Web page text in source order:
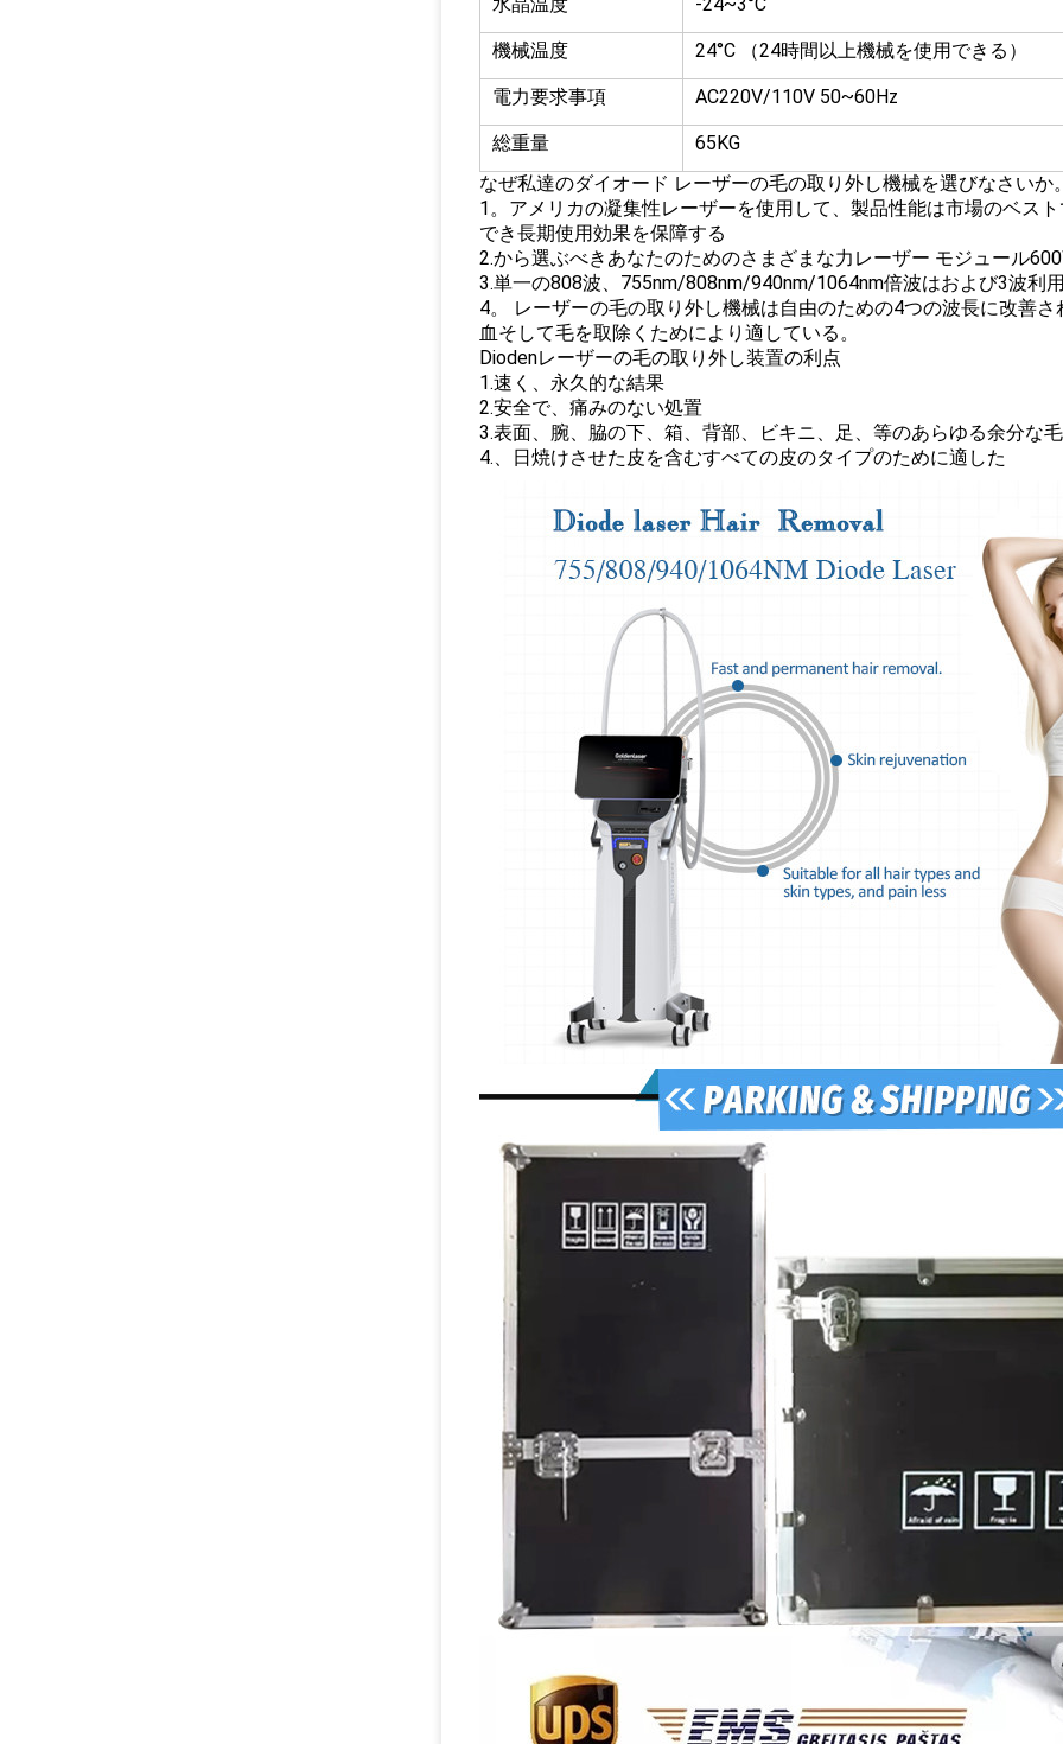
機械温度 24°C （24時間以上機械を使用できる）
電力要求事項 AC220V/110V 50~60Hz
総重量
65KG
なぜ私達のダイオード レーザーの毛の取り外し機械を選びなさいか
1。アメリカの凝集性レーザーを使用して、製品性能は市場のベス
でき長期使用効果を保障する
2.から選ぶべきあなたのためのさまざまな力レーザー モジュール
3.単一の808波、755nm/808nm/940nm/1064nm倍波はおよび3波利
4。 レーザーの毛の取り外し機械は自由のための4つの波長に改善
血そして毛を取除くためにより適している。
Diodenレーザーの毛の取り外し装置の利点
1.速く、永久的な結果
2.安全で、痛みのない処置
3.表面、腕、脇の下、箱、背部、ビキニ、足、等のあらゆる余分な
4.、日焼けさせた皮を含むすべての皮のタイプのために適した